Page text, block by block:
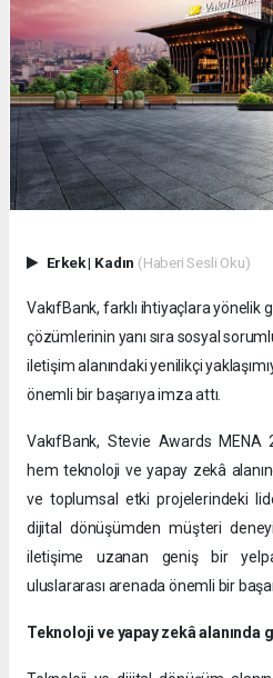
Erkek| Kadın (Haberi Sesli Oku)
VakıfBank, farklı ihtiyaçlara yönelik
çözümlerinin yanı sıra sosyal
iletişim alanındaki yenilikçi
önemli bir başarıya imza attı.
VakıfBank, Stevie Awards MENA
hem teknoloji ve yapay zekâ
ve toplumsal etki projelerindeki
dijital dönüşümden müşteri
iletişime uzanan geniş bir
uluslararası arenada önemli bir
Teknoloji ve yapay zekâ alanında